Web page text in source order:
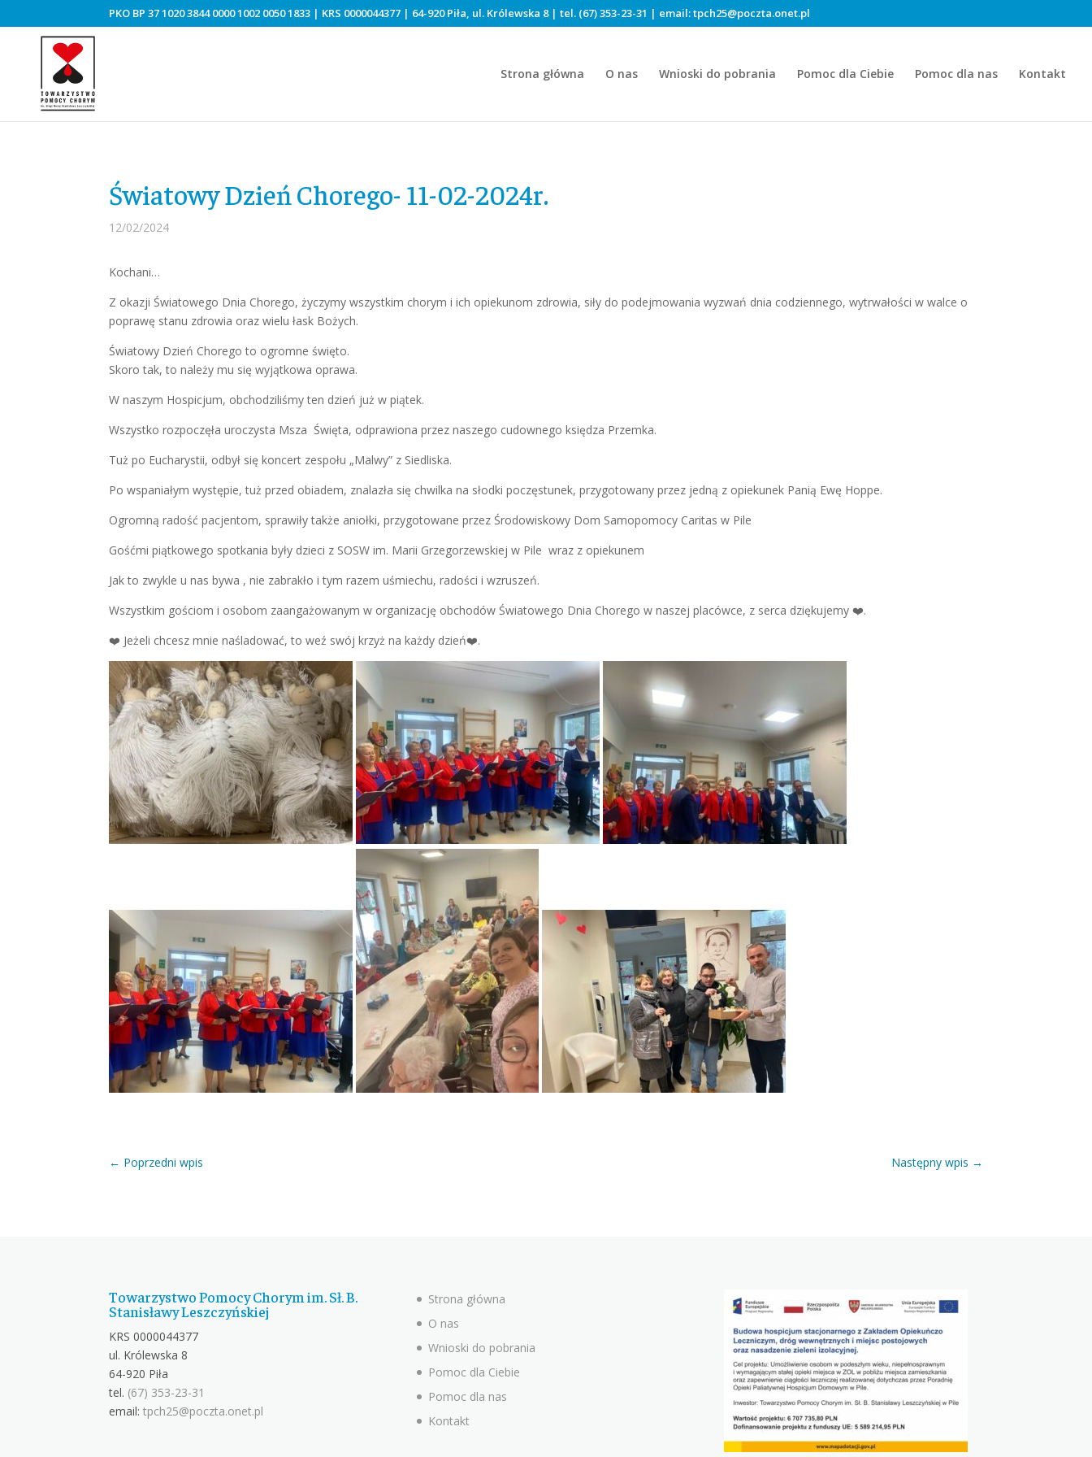
PKO BP 37 1020 3844 0000 1002 0050 1833 | KRS 0000044377 | 64-920 Piła, ul. Królewska 8 | tel. (67) 353-23-31 | email:tpch25@poczta.onet.pl
Strona główna O nas Wnioski do pobrania Pomoc dla Ciebie Pomoc dla nas Kontakt
Światowy Dzień Chorego- 11-02-2024r.
12/02/2024
Kochani…
Z okazji Światowego Dnia Chorego, życzymy wszystkim chorym i ich opiekunom zdrowia, siły do podejmowania wyzwań dnia codziennego, wytrwałości w walce o
poprawę stanu zdrowia oraz wielu łask Bożych.
Światowy Dzień Chorego to ogromne święto.
Skoro tak, to należy mu się wyjątkowa oprawa.
W naszym Hospicjum, obchodziliśmy ten dzień już w piątek.
Wszystko rozpoczęła uroczysta Msza Święta, odprawiona przez naszego cudownego księdza Przemka.
Tuż po Eucharystii, odbył się koncert zespołu „Malwy” z Siedliska.
Po wspaniałym występie, tuż przed obiadem, znalazła się chwilka na słodki poczęstunek, przygotowany przez jedną z opiekunek Panią Ewę Hoppe.
Ogromną radość pacjentom, sprawiły także aniołki, przygotowane przez Środowiskowy Dom Samopomocy Caritas w Pile
Gośćmi piątkowego spotkania były dzieci z SOSW im. Marii Grzegorzewskiej w Pile wraz z opiekunem
Jak to zwykle u nas bywa , nie zabrakło i tym razem uśmiechu, radości i wzruszeń.
Wszystkim gościom i osobom zaangażowanym w organizację obchodów Światowego Dnia Chorego w naszej placówce, z serca dziękujemy ❤️.
❤️ Jeżeli chcesz mnie naśladować, to weź swój krzyż na każdy dzień❤️.
← Poprzedni wpis Następny wpis →
Towarzystwo Pomocy Chorym im. Sł. B.
Stanisławy Leszczyńskiej
KRS 0000044377
ul. Królewska 8
64-920 Piła
tel. (67) 353-23-31
email:tpch25@poczta.onet.pl
Strona główna
O nas
Wnioski do pobrania
Pomoc dla Ciebie
Pomoc dla nas
Kontakt